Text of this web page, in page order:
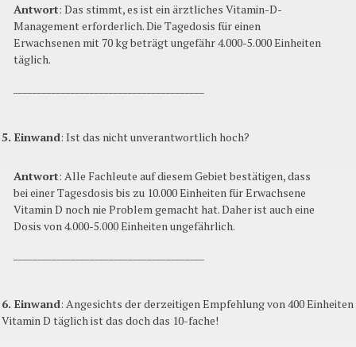
Antwort: Das stimmt, es ist ein ärztliches Vitamin-D-
Management erforderlich. Die Tagedosis für einen
Erwachsenen mit 70 kg beträgt ungefähr 4.000-5.000 Einheiten
täglich.
5. Einwand: Ist das nicht unverantwortlich hoch?
Antwort: Alle Fachleute auf diesem Gebiet bestätigen, dass
bei einer Tagesdosis bis zu 10.000 Einheiten für Erwachsene
Vitamin D noch nie Problem gemacht hat. Daher ist auch eine
Dosis von 4.000-5.000 Einheiten ungefährlich.
6. Einwand: Angesichts der derzeitigen Empfehlung von 400 Einheiten
Vitamin D täglich ist das doch das 10-fache!